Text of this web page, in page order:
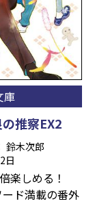
庫
推察EX2
鈴木次郎
日
楽しめる！
ド満載の番外